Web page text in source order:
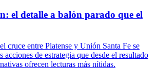
el detalle a balón parado que el
cruce entre Platense y Unión Santa Fe se
acciones de estrategia que desde el resultado
ofrecen lecturas más nítidas.